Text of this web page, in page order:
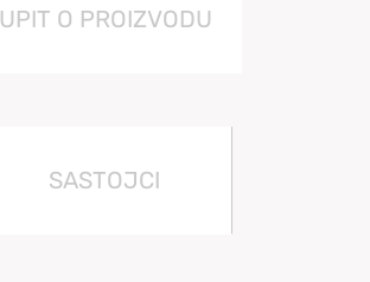
UPIT O PROIZVODU
SASTOJCI